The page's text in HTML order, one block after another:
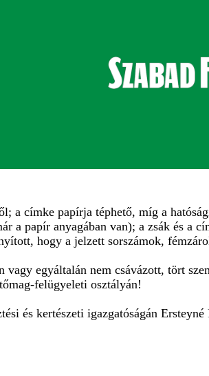
a címke papírja téphető, míg a
a papír anyagában van); a zsák és a
hogy a jelzett sorszámok,
egyáltalán nem csávázott, tört
felügyeleti osztályán!
és kertészeti igazgatóságán